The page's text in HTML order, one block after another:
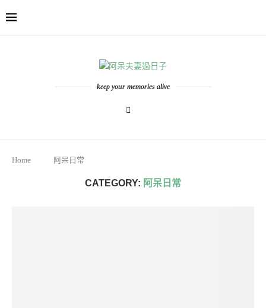
keep your memories alive
Home 阿呆日常
CATEGORY: 阿呆日常